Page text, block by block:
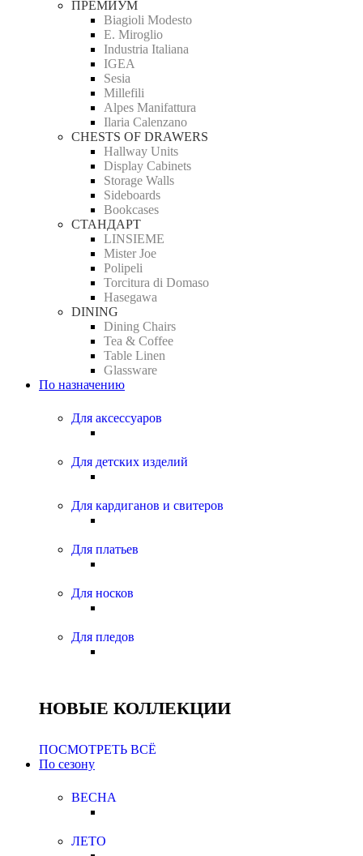
ПРЕМИУМ
Biagioli Modesto
E. Miroglio
Industria Italiana
IGEA
Sesia
Millefili
Alpes Manifattura
Ilaria Calenzano
CHESTS OF DRAWERS
Hallway Units
Display Cabinets
Storage Walls
Sideboards
Bookcases
СТАНДАРТ
LINSIEME
Mister Joe
Polipeli
Torcitura di Domaso
Hasegawa
DINING
Dining Chairs
Tea & Coffee
Table Linen
Glassware
По назначению
Для аксессуаров
Для детских изделий
Для кардиганов и свитеров
Для платьев
Для носков
Для пледов
НОВЫЕ КОЛЛЕКЦИИ
ПОСМОТРЕТЬ ВСЁ
По сезону
ВЕСНА
ЛЕТО